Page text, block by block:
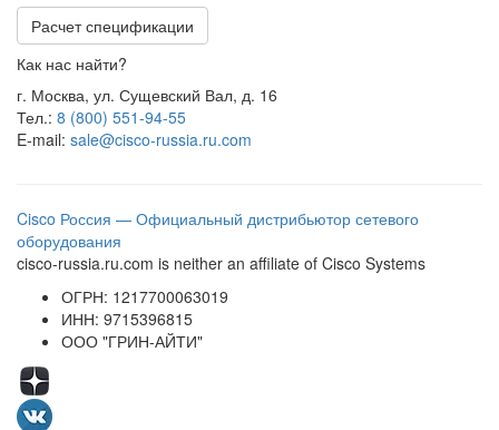
Расчет спецификации
Как нас найти?
г. Москва, ул. Сущевский Вал, д. 16
Тел.: 8 (800) 551-94-55
E-mail: sale@cisco-russia.ru.com
Cisco Россия — Официальный дистрибьютор сетевого
оборудования
cisco-russia.ru.com is neither an affiliate of Cisco Systems
ОГРН: 1217700063019
ИНН: 9715396815
ООО "ГРИН-АЙТИ"